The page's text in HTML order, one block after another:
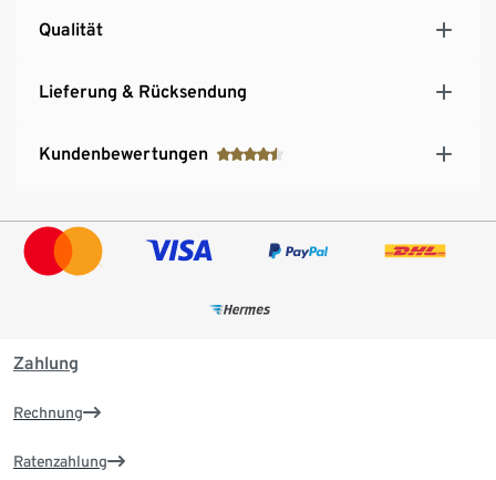
Qualität
Lieferung & Rücksendung
Kundenbewertungen
Zahlung
Rechnung
Ratenzahlung